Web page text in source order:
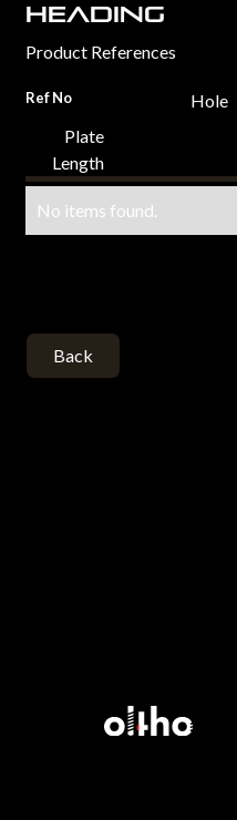
Heading
Product References
Ref No Hole
Plate
Length
No items found.
Back